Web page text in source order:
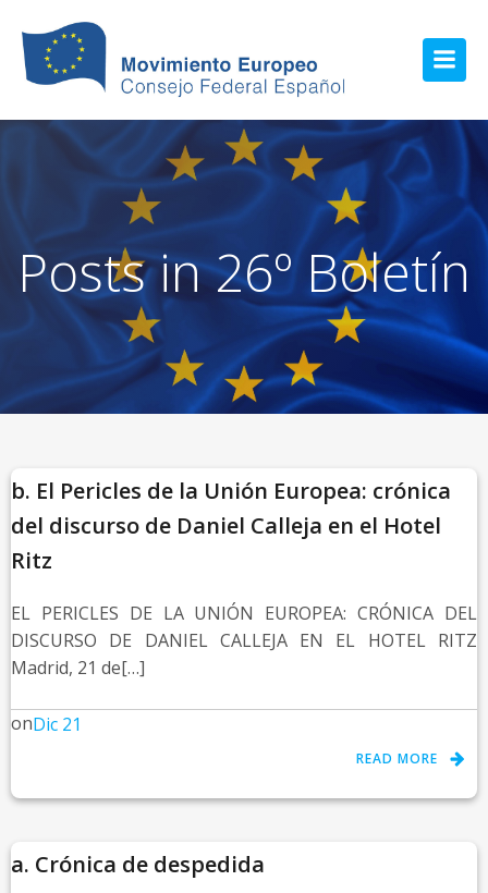
Posts in 26º Boletín
b. El Pericles de la Unión Europea: crónica
del discurso de Daniel Calleja en el Hotel
Ritz
EL PERICLES DE LA UNIÓN EUROPEA: CRÓNICA DEL
DISCURSO DE DANIEL CALLEJA EN EL HOTEL RITZ
Madrid, 21 de[…]
onDic 21
READ MORE
a. Crónica de despedida